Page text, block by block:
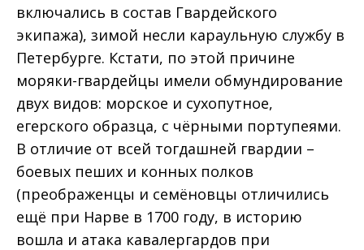
включались в состав Гвардейского
экипажа), зимой несли караульную службу в
Петербурге. Кстати, по этой причине
моряки-гвардейцы имели обмундирование
двух видов: морское и сухопутное,
егерского образца, с чёрными портупеями.
В отличие от всей тогдашней гвардии –
боевых пеших и конных полков
(преображенцы и семёновцы отличились
ещё при Нарве в 1700 году, в историю
вошла и атака кавалергардов при